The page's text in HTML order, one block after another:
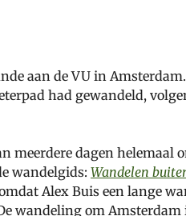
aan de VU in
had gewandeld,
meerdere dagen helemaal
wandelgids: Wandelen
Alex Buis een lange
wandeling om